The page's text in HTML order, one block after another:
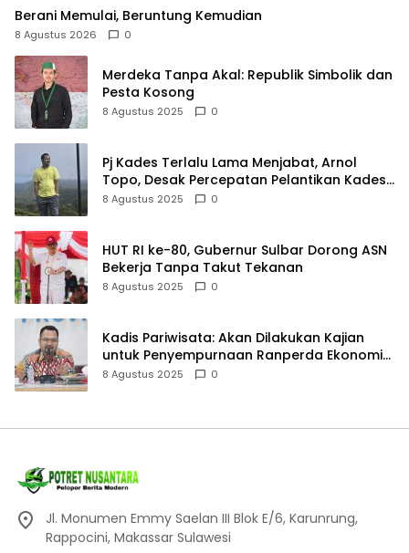
Berani Memulai, Beruntung Kemudian
8 Agustus 2026 0
Merdeka Tanpa Akal: Republik Simbolik dan
Pesta Kosong
8 Agustus 2025 0
Pj Kades Terlalu Lama Menjabat, Arnol
Topo, Desak Percepatan Pelantikan Kades
Aktif
8 Agustus 2025 0
HUT RI ke-80, Gubernur Sulbar Dorong ASN
Bekerja Tanpa Takut Tekanan
8 Agustus 2025 0
Kadis Pariwisata: Akan Dilakukan Kajian
untuk Penyempurnaan Ranperda Ekonomi
Kreatif
8 Agustus 2025 0
Jl. Monumen Emmy Saelan III Blok E/6, Karunrung,
Rappocini, Makassar Sulawesi